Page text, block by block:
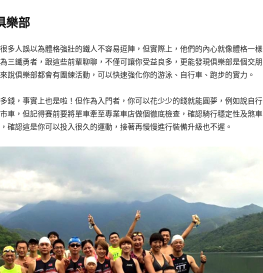
樂部
多人誤以為體格強壯的鐵人不容易逗陣，但實際上，他們的內心就像體格一樣
三鐵勇者，跟這些前輩聊聊，不僅可讓你受益良多，更能發現俱樂部是個交朋
說俱樂部都會有團練活動，可以快速強化你的游泳、自行車、跑步的實力。
錢，事實上也是啦！但作為入門者，你可以花少少的錢就能圓夢，例如說自行
車，但記得賽前要將單車牽至專業車店做個徹底檢查，確認騎行穩定性及煞車
確認這是你可以投入很久的運動，接著再慢慢進行裝備升級也不遲。